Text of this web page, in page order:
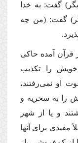
گفت: به خدا
گفت: (من چه
قرآن آمده حاكى
را تكذیب
او نمى‌رفتند،
را به سخریه و
و یا از شهر
مفیدى براى آنها